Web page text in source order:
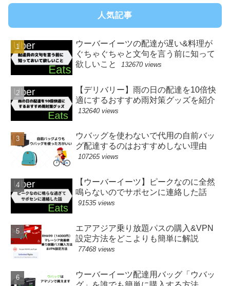
人気記事
ウーバーイーツの配達が遅い&料理が
ぐちゃぐちゃと文句を言う前に知って
欲しいこと
132670 views
【デリバリー】雨の日の配達を10倍快
適にするおすすめ雨対策グッズを紹介
132640 views
ウバッグを使わないで代用の自前バッ
グ配達するのはおすすめしない理由
107265 views
【ウーバーイーツ】ピークなのに全然
鳴らないのでサポセンに連絡した話
91535 views
エアアジア乗り放題パスの購入&VPN
設定方法をどこよりも簡単に解説
77468 views
ウーバーイーツ配達用バッグ「ウバッ